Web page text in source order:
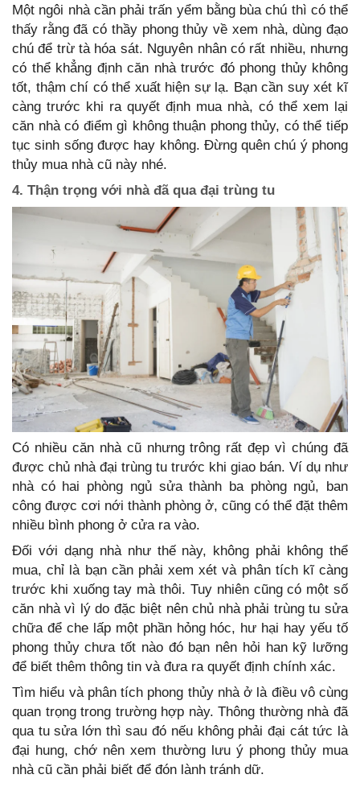
Một ngôi nhà cần phải trấn yểm bằng bùa chú thì có thể
thấy rằng đã có thầy phong thủy về xem nhà, dùng đạo
chú để trừ tà hóa sát. Nguyên nhân có rất nhiều, nhưng
có thể khẳng định căn nhà trước đó phong thủy không
tốt, thậm chí có thể xuất hiện sự lạ. Bạn cần suy xét kĩ
càng trước khi ra quyết định mua nhà, có thể xem lại
căn nhà có điểm gì không thuận phong thủy, có thể tiếp
tục sinh sống được hay không. Đừng quên chú ý phong
thủy mua nhà cũ này nhé.
4. Thận trọng với nhà đã qua đại trùng tu
Có nhiều căn nhà cũ nhưng trông rất đẹp vì chúng đã
được chủ nhà đại trùng tu trước khi giao bán. Ví dụ như
nhà có hai phòng ngủ sửa thành ba phòng ngủ, ban
công được cơi nới thành phòng ở, cũng có thể đặt thêm
nhiều bình phong ở cửa ra vào.
Đối với dạng nhà như thế này, không phải không thể
mua, chỉ là bạn cần phải xem xét và phân tích kĩ càng
trước khi xuống tay mà thôi. Tuy nhiên cũng có một số
căn nhà vì lý do đặc biệt nên chủ nhà phải trùng tu sửa
chữa để che lấp một phần hỏng hóc, hư hại hay yếu tố
phong thủy chưa tốt nào đó bạn nên hỏi han kỹ lưỡng
để biết thêm thông tin và đưa ra quyết định chính xác.
Tìm hiểu và phân tích phong thủy nhà ở là điều vô cùng
quan trọng trong trường hợp này. Thông thường nhà đã
qua tu sửa lớn thì sau đó nếu không phải đại cát tức là
đại hung, chớ nên xem thường lưu ý phong thủy mua
nhà cũ cần phải biết để đón lành tránh dữ.